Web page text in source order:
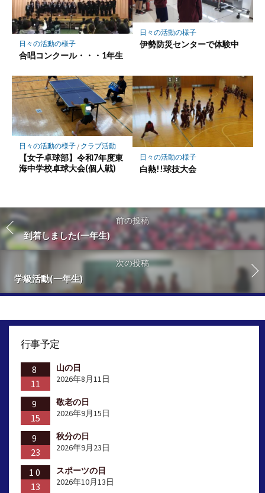
日々の活動の様子
合唱コンクール・・・1年生
日々の活動の様子
伊勢防災センターで体験中
日々の活動の様子/ クラブ活動
【女子卓球部】令和7年度東
海中学校卓球大会(個人戦)
日々の活動の様子
白熱!!球技大会
前の投稿
到着しました(一年生)
次の投稿
学級活動(一年生)
行事予定
8
11
山の日
2026年8月11日
9
15
敬老の日
2026年9月15日
9
23
秋分の日
2026年9月23日
10
13
スポーツの日
2026年10月13日